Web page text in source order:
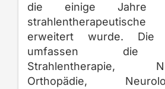
die einige Jahre
erweitert wurde. Die
umfassen die
Strahlentherapie,
Orthopädie,